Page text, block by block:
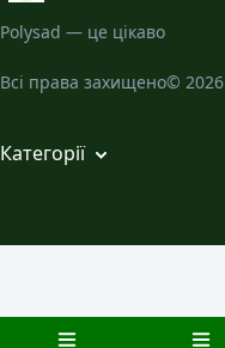
Polysad — це цікаво
Всі права захищено© 2026
Категорії
Сад і город
Розсада